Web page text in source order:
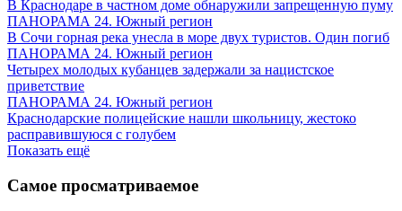
В Краснодаре в частном доме обнаружили запрещенную пуму
ПАНОРАМА 24. Южный регион
В Сочи горная река унесла в море двух туристов. Один погиб
ПАНОРАМА 24. Южный регион
Четырех молодых кубанцев задержали за нацистское
приветствие
ПАНОРАМА 24. Южный регион
Краснодарские полицейские нашли школьницу, жестоко
расправившуюся с голубем
Показать ещё
Самое просматриваемое